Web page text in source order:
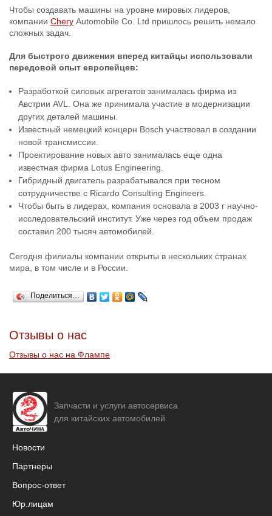
Чтобы создавать машины на уровне мировых лидеров,
компании Chery Automobile Co. Ltd пришлось решить немало
сложных задач.
Для быстрого движения вперед китайцы использовали
передовой опыт европейцев:
Разработкой силовых агрегатов занималась фирма из
Австрии AVL. Она же принимала участие в модернизации
других деталей машины.
Известный немецкий концерн Bosch участвовал в создании
новой трансмиссии.
Проектирование новых авто занималась еще одна
известная фирма Lotus Engineering.
Гибридный двигатель разрабатывался при тесном
сотрудничестве с Ricardo Consulting Engineers.
Чтобы быть в лидерах, компания основала в 2003 г научно-
исследовательский институт. Уже через год объем продаж
составил 200 тысяч автомобилей.
Сегодня филиалы компании открыты в нескольких странах
мира, в том числе и в России.
Поделиться…
Отзывы о нас
Отзывы о нас на Флампе
Запчасти и услуги автосервиса
для китайских автомобилей
Новости
Партнеры
Вопрос-ответ
Юр.лицам